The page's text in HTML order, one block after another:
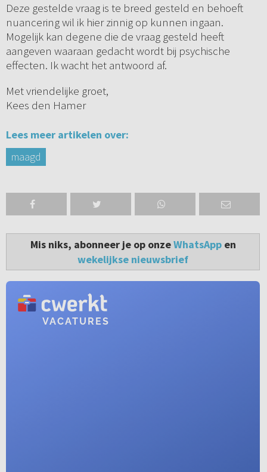
Deze gestelde vraag is te breed gesteld en behoeft
nuancering wil ik hier zinnig op kunnen ingaan.
Mogelijk kan degene die de vraag gesteld heeft
aangeven waaraan gedacht wordt bij psychische
effecten. Ik wacht het antwoord af.
Met vriendelijke groet,
Kees den Hamer
Lees meer artikelen over:
maagd
Mis niks, abonneer je op onzeWhatsAppen
wekelijkse nieuwsbrief